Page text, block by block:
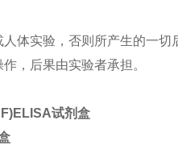
体实验，否则所产生的一切
，后果由实验者承担。
试剂盒